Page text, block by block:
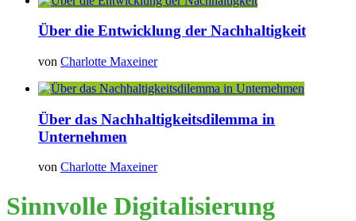
Über die Entwicklung der Nachhaltigkeit
von Charlotte Maxeiner
Über das Nachhaltigkeitsdilemma in
Unternehmen
von Charlotte Maxeiner
Sinnvolle Digitalisierung